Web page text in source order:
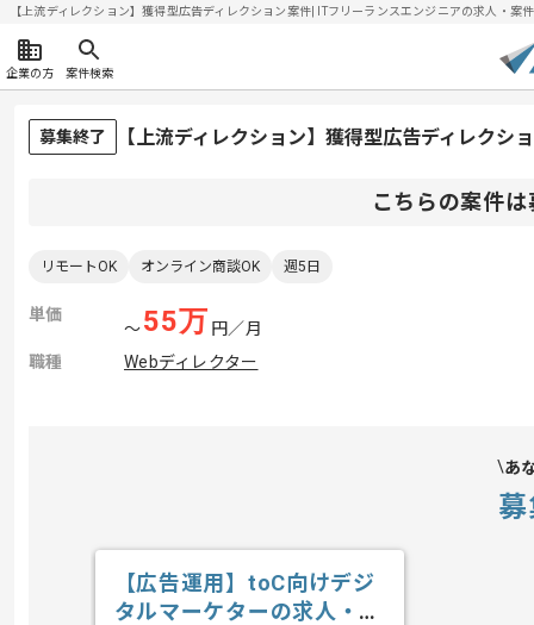
【上流ディレクション】獲得型広告ディレクション案件| ITフリーランスエンジニアの求人・
企業の方 案件検索
募集終了 【上流ディレクション】獲得型広告ディレクシ
こちらの案件
リモートOK オンライン商談OK 週5日
単価
〜55万 円／月
職種
Webディレクター
あ
【広告運用】toC向けデジ
タルマーケターの求人・案